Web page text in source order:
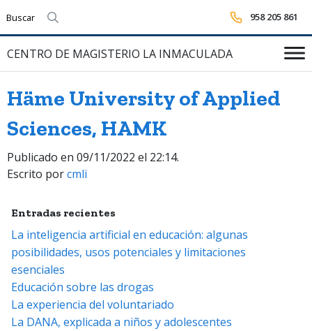
Realizar búsqueda 958 205 861
CENTRO DE MAGISTERIO LA INMACULADA
Häme University of Applied
Sciences, HAMK
Publicado en 09/11/2022 el 22:14.
Escrito porcmli
Entradas recientes
La inteligencia artificial en educación: algunas
posibilidades, usos potenciales y limitaciones
esenciales
Educación sobre las drogas
La experiencia del voluntariado
La DANA, explicada a niños y adolescentes